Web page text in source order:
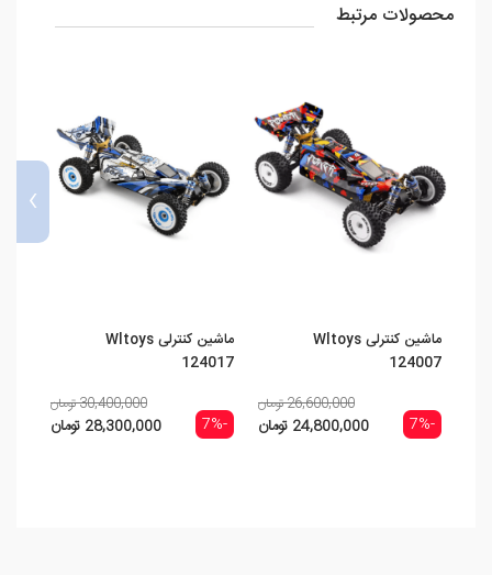
محصولات مرتبط
ماشین کنترلی Wltoys
124007
-7%
26,600,000 تومان
24,800,000 تومان
ماشین کنترلی Wltoys
124017
-7%
30,400,000 تومان
28,300,000 تومان
›